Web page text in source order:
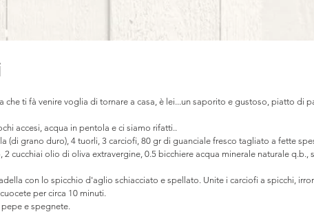
che ti fà venire voglia di tornare a casa, è lei...un saporito e gustoso, piatto di
accesi, acqua in pentola e ci siamo rifatti..
(di grano duro), 4 tuorli, 3 carciofi, 80 gr di guanciale fresco tagliato a fette
cucchiai olio di oliva extravergine, 0.5 bicchiere acqua minerale naturale q.b.,
con lo spicchio d'aglio schiacciato e spellato. Unite i carciofi a spicchi,
per circa 10 minuti.
e spegnete.